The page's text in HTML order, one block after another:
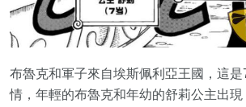
布魯克和軍子來自埃斯佩利亞王國，這是
情，年輕的布魯克和年幼的舒莉公主出